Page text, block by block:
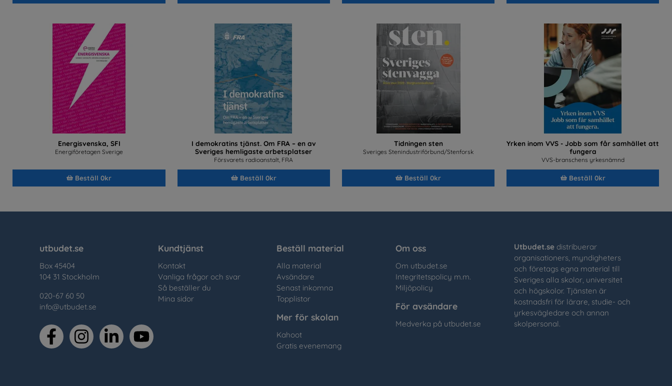
Energisvenska, SFI
Energiföretagen Sverige
Beställ 0kr
I demokratins tjänst. Om FRA – en av
Sveriges hemligaste arbetsplatser
Försvarets radioanstalt, FRA
Beställ 0kr
Tidningen sten
Sveriges Stenindustriförbund/Stenforsk
Beställ 0kr
Yrken inom VVS - Jobb som får samhället att
fungera
VVS-branschens yrkesnämnd
Beställ 0kr
utbudet.se
Box 45404
104 31 Stockholm
020-67 60 50
info@utbudet.se
facebookinstagramlinkedin youtube
Kundtjänst
Kontakt
Vanliga frågor och svar
Så beställer du
Mina sidor
Beställ material
Alla material
Avsändare
Senast inkomna
Topplistor
Mer för skolan
Kahoot
Gratis evenemang
Om oss
Om utbudet.se
Integritetspolicy m.m.
Miljöpolicy
För avsändare
Medverka på utbudet.se
Utbudet.sedistribuerar
organisationers, myndigheters
och företags egna material till
Sveriges alla skolor, universitet
och högskolor. Tjänsten är
kostnadsfri för lärare, studie- och
yrkesvägledare och annan
skolpersonal.